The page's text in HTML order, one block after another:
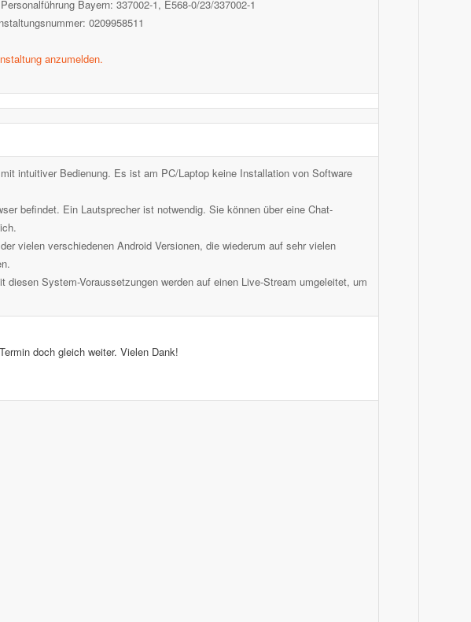
Bayern: 337002-1, E568-0/23/337002-1
0209958511
anzumelden.
intuitiver Bedienung. Es ist am PC/Laptop keine Installation von Software
befindet. Ein Lautsprecher ist notwendig. Sie können über eine Chat-
vielen verschiedenen Android Versionen, die wiederum auf sehr vielen
System-Voraussetzungen werden auf einen Live-Stream umgeleitet, um
doch gleich weiter. Vielen Dank!